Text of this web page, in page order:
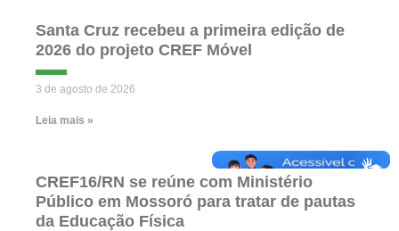
Santa Cruz recebeu a primeira edição de
2026 do projeto CREF Móvel
3 de agosto de 2026
Leia mais »
CREF16/RN se reúne com Ministério
Público em Mossoró para tratar de pautas
da Educação Física